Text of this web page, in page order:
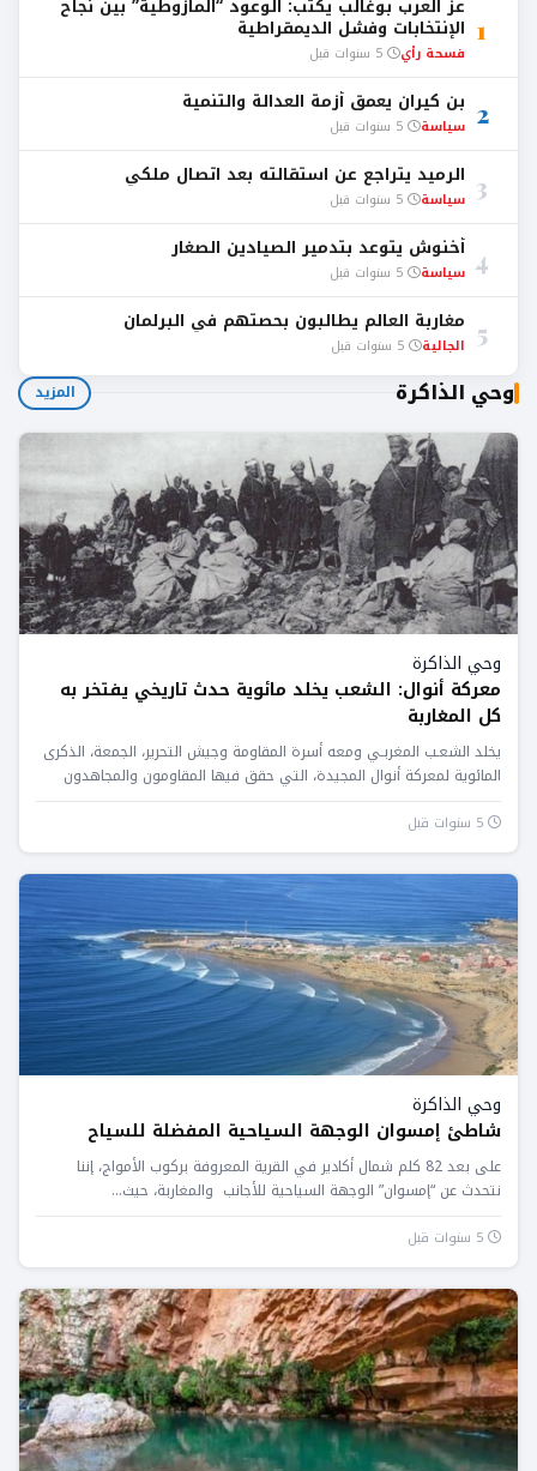
1
عز العرب بوغالب يكتب: الوعود “المازوطية” بين نجاح
الإنتخابات وفشل الديمقراطية
فسحة رأي
2 بن كيران يعمق أزمة العدالة والتنمية
سياسة
3 الرميد يتراجع عن استقالته بعد اتصال ملكي
سياسة
4 أخنوش يتوعد بتدمير الصيادين الصغار
سياسة
5 مغاربة العالم يطالبون بحصتهم في البرلمان
الجالية
وحي الذاكرة المزيد
وحي الذاكرة
معركة أنوال: الشعب يخلد مائوية حدث تاريخي يفتخر به
كل المغاربة
يخلد الشعـب المغربـي ومعه أسرة المقاومة وجيش التحرير، الجمعة، الذكرى
المائوية لمعركة أنوال المجيدة، التي حقق فيها المقاومون والمجاهدون
المغاربة...
وحي الذاكرة
شاطئ إمسوان الوجهة السياحية المفضلة للسياح
على بعد 82 كلم شمال أكادير في القرية المعروفة بركوب الأمواج، إننا
نتحدث عن “إمسوان” الوجهة السياحية للأجانب والمغاربة، حيث...